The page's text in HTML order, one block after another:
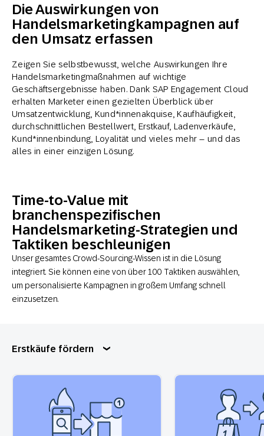
Die Auswirkungen von
Handelsmarketingkampagnen auf
den Umsatz erfassen
Zeigen Sie selbstbewusst, welche Auswirkungen Ihre
Handelsmarketingmaßnahmen auf wichtige
Geschäftsergebnisse haben. Dank SAP Engagement Cloud
erhalten Marketer einen gezielten Überblick über
Umsatzentwicklung, Kund*innenakquise, Kaufhäufigkeit,
durchschnittlichen Bestellwert, Erstkauf, Ladenverkäufe,
Kund*innenbindung, Loyalität und vieles mehr – und das
alles in einer einzigen Lösung.
Time-to-Value mit
branchenspezifischen
Handelsmarketing-Strategien und
Taktiken beschleunigen
Unser gesamtes Crowd-Sourcing-Wissen ist in die Lösung
integriert. Sie können eine von über 100 Taktiken auswählen,
um personalisierte Kampagnen in großem Umfang schnell
einzusetzen.
Erstkäufe fördern